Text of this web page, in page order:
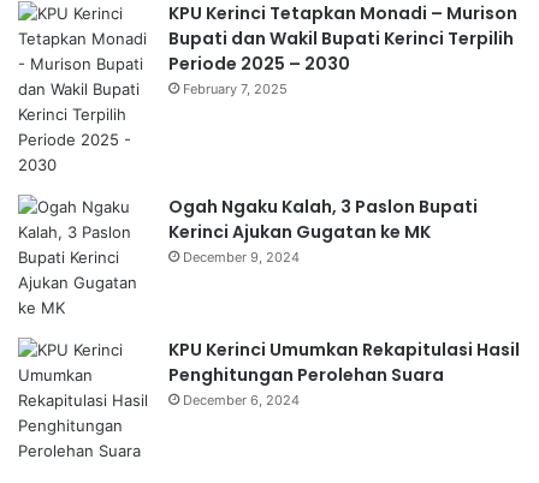
KPU Kerinci Tetapkan Monadi – Murison
Bupati dan Wakil Bupati Kerinci Terpilih
Periode 2025 – 2030
February 7, 2025
Ogah Ngaku Kalah, 3 Paslon Bupati
Kerinci Ajukan Gugatan ke MK
December 9, 2024
KPU Kerinci Umumkan Rekapitulasi Hasil
Penghitungan Perolehan Suara
December 6, 2024